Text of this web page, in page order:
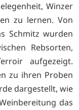
Winzer
zu lernen. Von
Schmitz wurden
Rebsorten,
aufgezeigt.
zu ihren Proben
dargestellt, wie
das